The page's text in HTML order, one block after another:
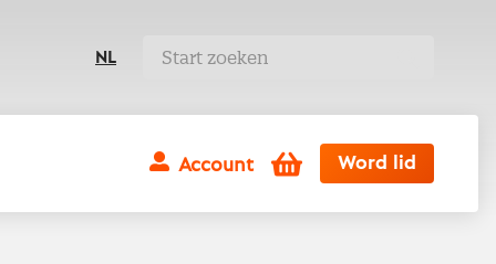
NL
Account Winkelwagen
Word lid